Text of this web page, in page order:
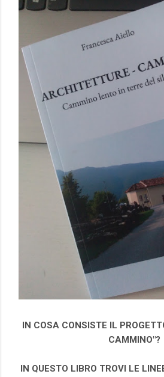
IN COSA CONSISTE IL
CAMMINO"?
IN QUESTO LIBRO TROVI LE